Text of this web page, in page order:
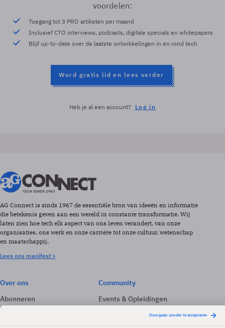
voordelen:
Toegang tot 3 PRO artikelen per maand
Inclusief CTO interviews, podcasts, digitale specials en whitepapers
Blijf up-to-date over de laatste ontwikkelingen in en rond tech
Word gratis lid en lees verder
Heb je al een account? Log in
AG Connect is sinds 1967 de essentiële bron van ideeën en informatie
die betekenis geven aan een wereld in constante transformatie. Wij
laten zien hoe tech elk aspect van ons leven verandert, van onze
organisaties, ons werk en onze carrière tot onze cultuur, wetenschap
en maatschappij.
Lees ons manifest >
Over ons
Abonneren
Adverteren
Community
Events & Opleidingen